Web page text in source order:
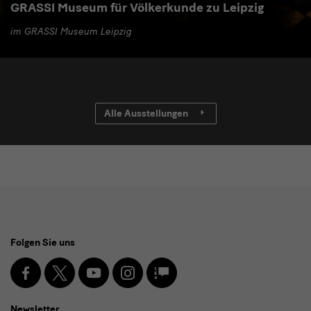
GRASSI Museum für Völkerkunde zu Leipzig
im GRASSI Museum Leipzig
Alle Ausstellungen
Media
und
Newsletter
Folgen Sie uns
Facebook
X YoutubeInstagramSKD
Blog